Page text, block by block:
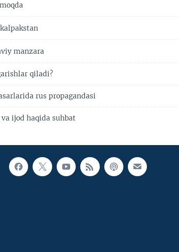
manzara
qiladi?
rus propagandasi
ijod haqida suhbat